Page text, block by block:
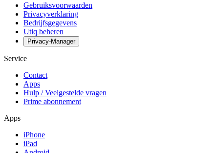
Gebruiksvoorwaarden
Privacyverklaring
Bedrijfsgegevens
Utiq beheren
Privacy-Manager
Service
Contact
Apps
Hulp / Veelgestelde vragen
Prime abonnement
Apps
iPhone
iPad